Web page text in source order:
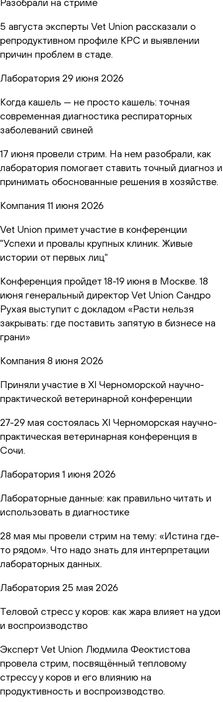
Разобрали на стриме
5 августа эксперты Vet Union рассказали о
репродуктивном профиле КРС и выявлении
причин проблем в стаде.
Лаборатория 29 июня 2026
Когда кашель — не просто кашель: точная
современная диагностика респираторных
заболеваний свиней
17 июня провели стрим. На нем разобрали, как
лаборатория помогает ставить точный диагноз и
принимать обоснованные решения в хозяйстве.
Компания 11 июня 2026
Vet Union примет участие в конференции
"Успехи и провалы крупных клиник. Живые
истории от первых лиц"
Конференция пройдет 18-19 июня в Москве. 18
июня генеральный директор Vet Union Сандро
Рухая выступит с докладом «Расти нельзя
закрывать: где поставить запятую в бизнесе на
грани»
Компания 8 июня 2026
Приняли участие в XI Черноморской научно-
практической ветеринарной конференции
27-29 мая состоялась XI Черноморская научно-
практическая ветеринарная конференция в
Сочи.
Лаборатория 1 июня 2026
Лабораторные данные: как правильно читать и
использовать в диагностике
28 мая мы провели стрим на тему: «Истина где-
то рядом». Что надо знать для интерпретации
лабораторных данных.
Лаборатория 25 мая 2026
Теловой стресс у коров: как жара влияет на удои
и воспроизводство
Эксперт Vet Union Людмила Феоктистова
провела стрим, посвящённый тепловому
стрессу у коров и его влиянию на
продуктивность и воспроизводство.